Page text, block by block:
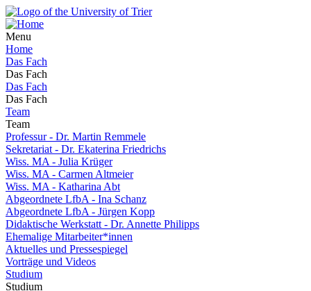
Menu
Home
Das Fach
Das Fach
Das Fach
Das Fach
Team
Team
Professur - Dr. Martin Remmele
Sekretariat - Dr. Ekaterina Friedrichs
Wiss. MA - Julia Krüger
Wiss. MA - Carmen Altmeier
Wiss. MA - Katharina Abt
Abgeordnete LfbA - Ina Schanz
Abgeordnete LfbA - Jürgen Kopp
Didaktische Werkstatt - Dr. Annette Philipps
Ehemalige Mitarbeiter*innen
Aktuelles und Pressespiegel
Vorträge und Videos
Studium
Studium